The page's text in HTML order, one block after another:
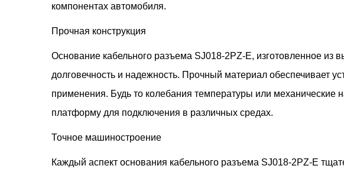
компонентах автомобиля.
Прочная конструкция
Основание кабельного разъема SJ018-2PZ-E, изготовленное из
долговечность и надежность. Прочный материал обеспечивает
применения. Будь то колебания температуры или механические
платформу для подключения в различных средах.
Точное машиностроение
Каждый аспект основания кабельного разъема SJ018-2PZ-E